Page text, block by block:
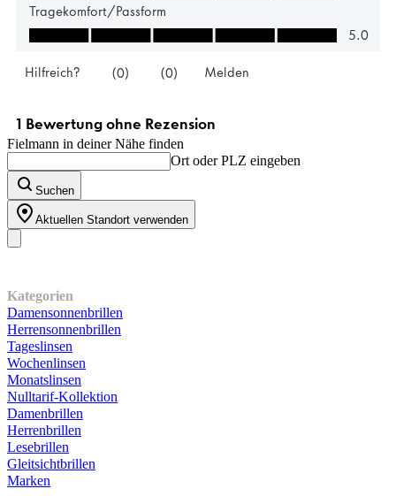
Fielmann in deiner Nähe finden
Ort oder PLZ eingeben
Suchen
Aktuellen Standort verwenden
Kategorien
Damensonnenbrillen
Herrensonnenbrillen
Tageslinsen
Wochenlinsen
Monatslinsen
Nulltarif-Kollektion
Damenbrillen
Herrenbrillen
Lesebrillen
Gleitsichtbrillen
Marken